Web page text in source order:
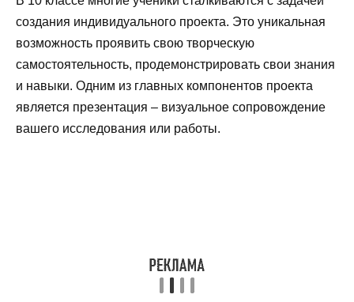
создания индивидуального проекта. Это уникальная
возможность проявить свою творческую
самостоятельность, продемонстрировать свои знания
и навыки. Одним из главных компонентов проекта
является презентация – визуальное сопровождение
вашего исследования или работы.